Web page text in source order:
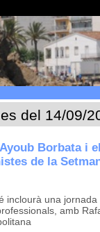
del 14/09/
Borbata i
de la
inclourà una
amb